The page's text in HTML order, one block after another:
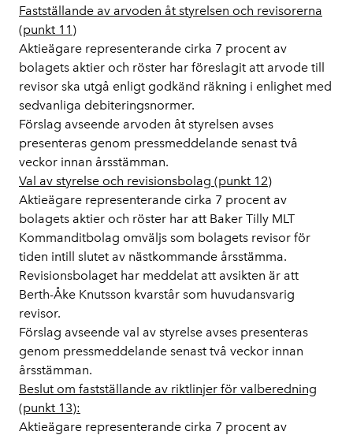
Fastställande av arvoden åt styrelsen och revisorerna
(punkt 11)
Aktieägare representerande cirka 7 procent av
bolagets aktier och röster har föreslagit att arvode till
revisor ska utgå enligt godkänd räkning i enlighet med
sedvanliga debiteringsnormer.
Förslag avseende arvoden åt styrelsen avses
presenteras genom pressmeddelande senast två
veckor innan årsstämman.
Val av styrelse och revisionsbolag (punkt 12)
Aktieägare representerande cirka 7 procent av
bolagets aktier och röster har att Baker Tilly MLT
Kommanditbolag omväljs som bolagets revisor för
tiden intill slutet av nästkommande årsstämma.
Revisionsbolaget har meddelat att avsikten är att
Berth-Åke Knutsson kvarstår som huvudansvarig
revisor.
Förslag avseende val av styrelse avses presenteras
genom pressmeddelande senast två veckor innan
årsstämman.
Beslut om fastställande av riktlinjer för valberedning
(punkt 13):
Aktieägare representerande cirka 7 procent av